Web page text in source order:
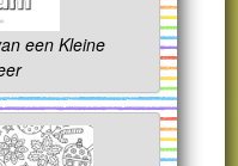
een Kleine